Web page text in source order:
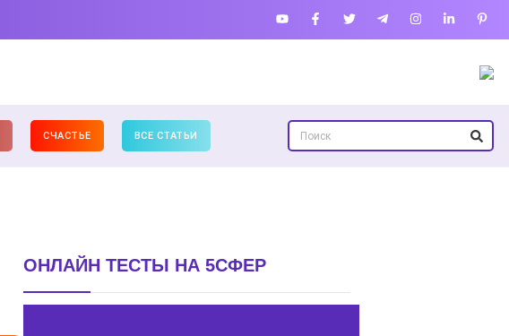
СЧАСТЬЕ ВСЕ СТАТЬИ
ОНЛАЙН ТЕСТЫ НА 5СФЕР